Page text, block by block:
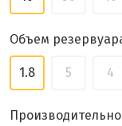
Объем
1.8 5 4